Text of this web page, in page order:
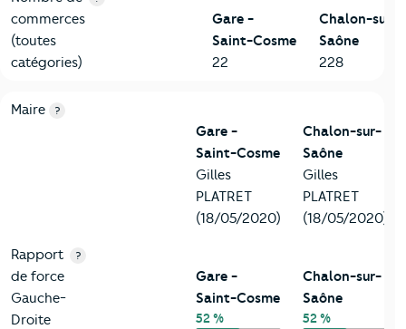
commerces
(toutes
catégories)
Gare -
Saint-Cosme
22
Chalon-sur-
Saône
228
6-Politique
Critères
Maire ?
Gare -
Saint-Cosme
Gilles
PLATRET
(18/05/2020)
Chalon-sur-
Saône
Gilles
PLATRET
(18/05/2020)
Rapport
de force
Gauche-
Droite
?
Gare -
Saint-Cosme
52 %
Chalon-sur-
Saône
52 %